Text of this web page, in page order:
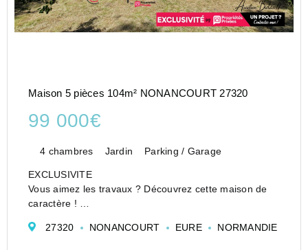
Maison 5 pièces 104m² NONANCOURT 27320
99 000€
4 chambres Jardin Parking / Garage
EXCLUSIVITE
Vous aimez les travaux ? Découvrez cette maison de
caractère !
au coeur de la vallée d'Avre, cette charmante maison
27320 NONANCOURT EURE NORMANDIE